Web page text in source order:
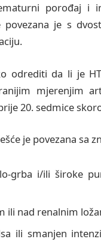
porođaj i
je s
odrediti da li je
mjerenjim
20. sedmice
je povezana sa
grba i/ili široke
ili nad renalnim
ili smanjen